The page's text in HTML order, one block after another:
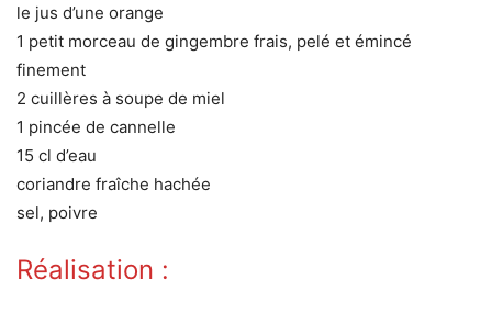
le jus d’une orange
1 petit morceau de gingembre frais, pelé et émincé
finement
2 cuillères à soupe de miel
1 pincée de cannelle
15 cl d’eau
coriandre fraîche hachée
sel, poivre
Réalisation :